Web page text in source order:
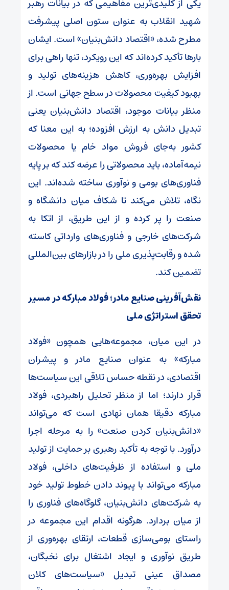
یکی از کلیدی‌ترین مفاهیمی که در بیانات رهبر
شهید انقلاب به عنوان ستون اصلی پیشرفت
مطرح شده، «اقتصاد دانش‌بنیان» است. ایشان
بارها تأکید کرده‌اند که این رویکرد، تنها راهی برای
افزایش بهره‌وری، کاهش هزینه‌های تولید و
بهبود کیفیت محصولات در سطح جهانی است. از
منظر بیانات موجود، اقتصاد دانش‌بنیان یعنی
تبدیل دانش به ارزش افزوده؛ به این معنا که
کشور به‌جای فروش مواد خام یا محصولات
نیمه‌آماده، باید محصولاتی را عرضه کند که بر پایه
فناوری‌های بومی و نوآوری ساخته شده‌اند. این
نگاه، تلاش می‌کند تا شکاف میان دانشگاه و
صنعت را پر کرده و از این طریق، از اتکا به
شرکت‌های خارجی و فناوری‌های وارداتی کاسته
شده و رقابت‌پذیری ملی را در بازارهای بین‌المللی
تضمین کند.
نقش‌آفرینی صنایع مادر؛ فولاد مبارکه در مسیر
تحقق استراتژی ملی
در این میان، مجموعه‌هایی همچون «فولاد
مبارکه» به عنوان صنایع مادر و پیشران
اقتصادی، در نقطه حساس تلاقی این سیاست‌ها
قرار دارند؛ اما از منظر تحلیل راهبردی، فولاد
مبارکه دقیقا همان نهادی است که می‌تواند
«دانش‌بنیان کردن صنعت» را به مرحله اجرا
درآورد. با توجه به تأکید رهبری بر حمایت از تولید
ملی و استفاده از ظرفیت‌های داخلی، فولاد
مبارکه می‌تواند با پیوند دادن خطوط تولید خود
به شرکت‌های دانش‌بنیان، گلوگاه‌های فناوری را
از میان بردارد. هرگونه اقدام این مجموعه در
راستای بومی‌سازی قطعات، ارتقای بهره‌وری از
طریق نوآوری و ایجاد اشتغال برای نخبگان،
مصداق عینی تبدیل «سیاست‌های کلان